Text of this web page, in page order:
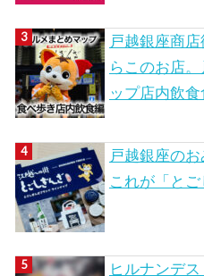
戸越銀座商
らこのお店
ップ店内飲食
戸越銀座の
これが「と
ヒルナンデ